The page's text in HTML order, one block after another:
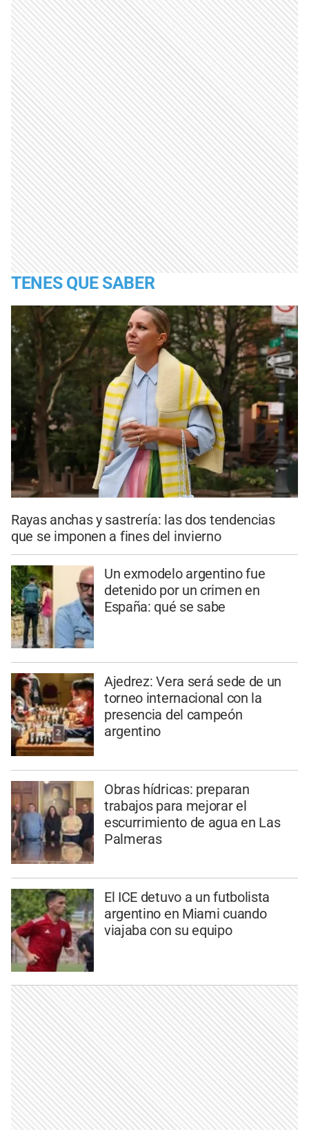
TENES QUE SABER
Rayas anchas y sastrería: las dos tendencias
que se imponen a fines del invierno
Un exmodelo argentino fue
detenido por un crimen en
España: qué se sabe
Ajedrez: Vera será sede de un
torneo internacional con la
presencia del campeón
argentino
Obras hídricas: preparan
trabajos para mejorar el
escurrimiento de agua en Las
Palmeras
El ICE detuvo a un futbolista
argentino en Miami cuando
viajaba con su equipo